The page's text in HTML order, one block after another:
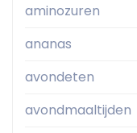
aminozuren
ananas
avondeten
avondmaaltijden